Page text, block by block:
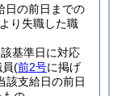
日の前日までの
り失職した職
基準日に対応
(前2号に掲げ
該支給日の前日